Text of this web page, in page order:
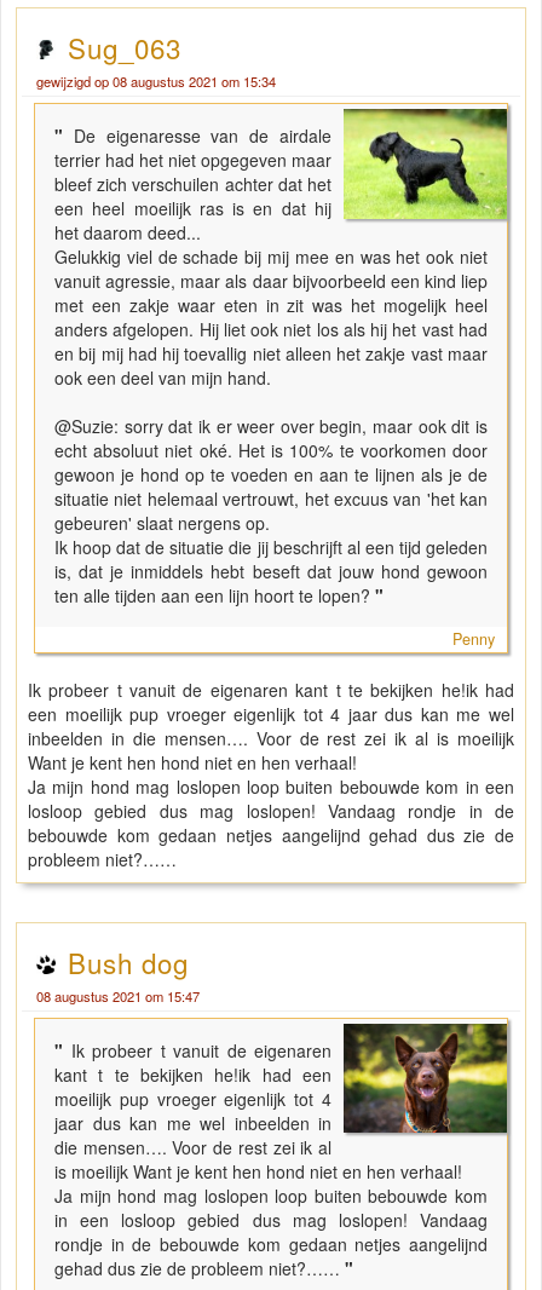
Sug_063
gewijzigd op 08 augustus 2021 om 15:34
" De eigenaresse van de airdale
terrier had het niet opgegeven maar
bleef zich verschuilen achter dat het
een heel moeilijk ras is en dat hij
het daarom deed...
Gelukkig viel de schade bij mij mee en was het ook niet
vanuit agressie, maar als daar bijvoorbeeld een kind liep
met een zakje waar eten in zit was het mogelijk heel
anders afgelopen. Hij liet ook niet los als hij het vast had
en bij mij had hij toevallig niet alleen het zakje vast maar
ook een deel van mijn hand.
@Suzie: sorry dat ik er weer over begin, maar ook dit is
echt absoluut niet oké. Het is 100% te voorkomen door
gewoon je hond op te voeden en aan te lijnen als je de
situatie niet helemaal vertrouwt, het excuus van 'het kan
gebeuren' slaat nergens op.
Ik hoop dat de situatie die jij beschrijft al een tijd geleden
is, dat je inmiddels hebt beseft dat jouw hond gewoon
ten alle tijden aan een lijn hoort te lopen? "
Penny
Ik probeer t vanuit de eigenaren kant t te bekijken he!ik had
een moeilijk pup vroeger eigenlijk tot 4 jaar dus kan me wel
inbeelden in die mensen…. Voor de rest zei ik al is moeilijk
Want je kent hen hond niet en hen verhaal!
Ja mijn hond mag loslopen loop buiten bebouwde kom in een
losloop gebied dus mag loslopen! Vandaag rondje in de
bebouwde kom gedaan netjes aangelijnd gehad dus zie de
probleem niet?……
Bush dog
08 augustus 2021 om 15:47
" Ik probeer t vanuit de eigenaren
kant t te bekijken he!ik had een
moeilijk pup vroeger eigenlijk tot 4
jaar dus kan me wel inbeelden in
die mensen…. Voor de rest zei ik al
is moeilijk Want je kent hen hond niet en hen verhaal!
Ja mijn hond mag loslopen loop buiten bebouwde kom
in een losloop gebied dus mag loslopen! Vandaag
rondje in de bebouwde kom gedaan netjes aangelijnd
gehad dus zie de probleem niet?…… "